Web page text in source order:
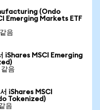
(Ondo
Emerging Markets ETF
음
iShares MSCI Emerging
음
iShares MSCI
Tokenized)
음